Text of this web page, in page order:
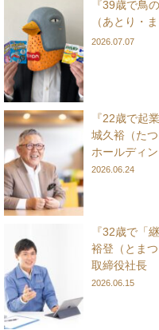
『39歳で鳥
（あとり・
2026.07.07
『22歳で起
城久裕（た
ホールディ
2026.06.24
『32歳で「
裕登（とま
取締役社長
2026.06.15